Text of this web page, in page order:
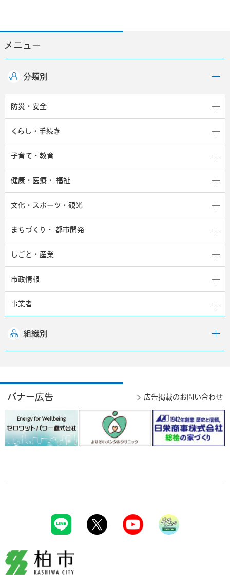
メニュー
分類別
防災・安全
くらし・手続き
子育て・教育
健康・医療・ 福祉
文化・スポーツ・観光
まちづくり・ 都市開発
しごと・産業
市政情報
事業者
組織別
バナー広告 広告掲載のお問い合わせ
柏市